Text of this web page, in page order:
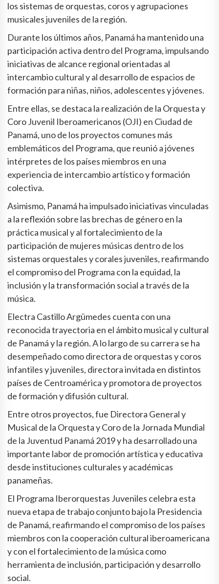
los sistemas de orquestas, coros y agrupaciones
musicales juveniles de la región.
Durante los últimos años, Panamá ha mantenido una
participación activa dentro del Programa, impulsando
iniciativas de alcance regional orientadas al
intercambio cultural y al desarrollo de espacios de
formación para niñas, niños, adolescentes y jóvenes.
Entre ellas, se destaca la realización de la Orquesta y
Coro Juvenil Iberoamericanos (OJI) en Ciudad de
Panamá, uno de los proyectos comunes más
emblemáticos del Programa, que reunió a jóvenes
intérpretes de los países miembros en una
experiencia de intercambio artístico y formación
colectiva.
Asimismo, Panamá ha impulsado iniciativas vinculadas
a la reflexión sobre las brechas de género en la
práctica musical y al fortalecimiento de la
participación de mujeres músicas dentro de los
sistemas orquestales y corales juveniles, reafirmando
el compromiso del Programa con la equidad, la
inclusión y la transformación social a través de la
música.
Electra Castillo Argümedes cuenta con una
reconocida trayectoria en el ámbito musical y cultural
de Panamá y la región. A lo largo de su carrera se ha
desempeñado como directora de orquestas y coros
infantiles y juveniles, directora invitada en distintos
países de Centroamérica y promotora de proyectos
de formación y difusión cultural.
Entre otros proyectos, fue Directora General y
Musical de la Orquesta y Coro de la Jornada Mundial
de la Juventud Panamá 2019 y ha desarrollado una
importante labor de promoción artística y educativa
desde instituciones culturales y académicas
panameñas.
El Programa Iberorquestas Juveniles celebra esta
nueva etapa de trabajo conjunto bajo la Presidencia
de Panamá, reafirmando el compromiso de los países
miembros con la cooperación cultural iberoamericana
y con el fortalecimiento de la música como
herramienta de inclusión, participación y desarrollo
social.